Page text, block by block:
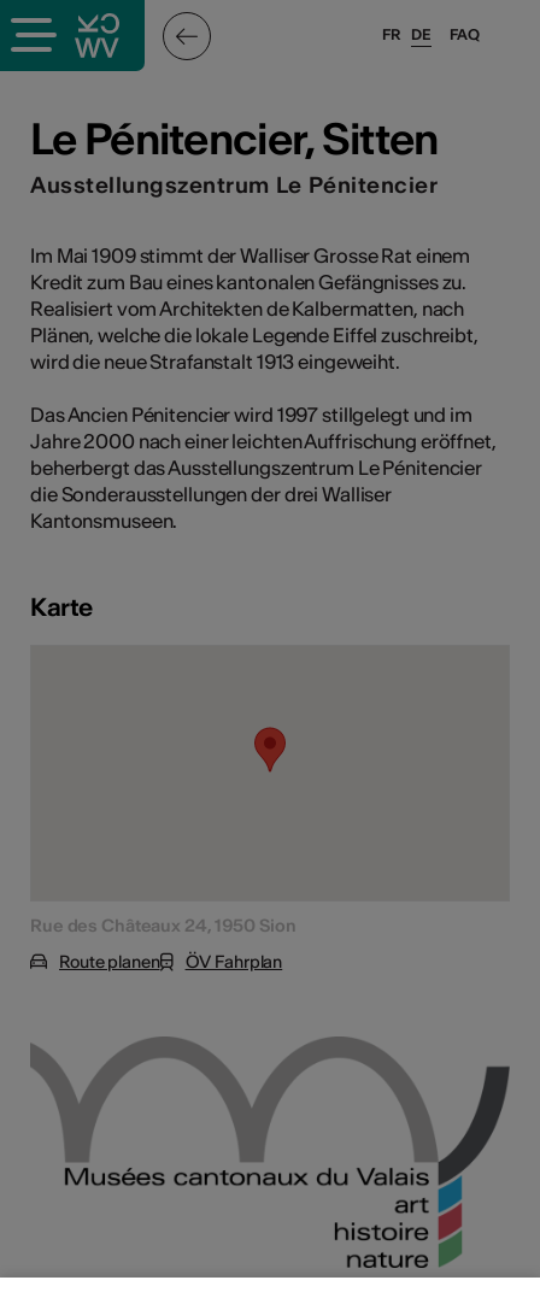
FAQ
FR DE
Le Pénitencier, Sitten
Ausstellungszentrum Le Pénitencier
Im Mai 1909 stimmt der Walliser Grosse Rat einem
Kredit zum Bau eines kantonalen Gefängnisses zu.
Realisiert vom Architekten de Kalbermatten, nach
Plänen, welche die lokale Legende Eiffel zuschreibt,
wird die neue Strafanstalt 1913 eingeweiht.
Das Ancien Pénitencier wird 1997 stillgelegt und im
Jahre 2000 nach einer leichten Auffrischung eröffnet,
beherbergt das Ausstellungszentrum Le Pénitencier
die Sonderausstellungen der drei Walliser
Kantonsmuseen.
Karte
Rue des Châteaux 24, 1950 Sion
Route planen
ÖV Fahrplan